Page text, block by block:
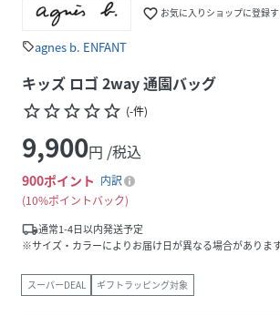
favorite_border お気に入りショップに登録
sellagnes b. ENFANT
キッズ ロゴ 2way 通園バッグ
star_borderstar_borderstar_borderstar_borderstar_border (-件)
9,900円 /税込
900ポイント 内訳
10%ポイントバック
local_shipping通常1-4日以内発送予定
※サイズ・カラーによりお届け日が異なる場合があります
スーパーDEAL ギフトラッピング対象